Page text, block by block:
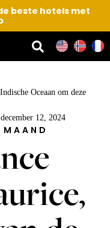
beste hotels met
Oceaan om deze
12, 2024